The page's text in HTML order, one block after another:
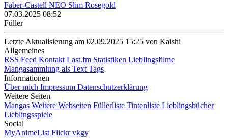
Faber-Castell NEO Slim Rosegold
07.03.2025 08:52
Füller
Letzte Aktualisierung am 02.09.2025 15:25 von Kaishi
Allgemeines
RSS Feed Kontakt Last.fm Statistiken Lieblingsfilme
Mangasammlung als Text Tags
Informationen
Über mich Impressum Datenschutzerklärung
Weitere Seiten
Mangas Weitere Webseiten Füllerliste Tintenliste Lieblingsbücher
Lieblingsspiele
Social
MyAnimeList Flickrvkgy